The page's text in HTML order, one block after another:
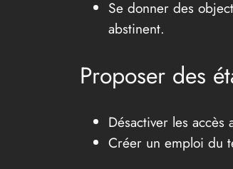
Se donner des
abstinent.
Proposer des
Désactiver les
Créer un emploi du